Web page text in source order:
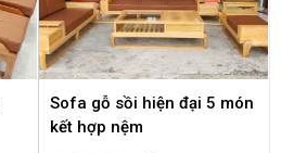
Sofa gỗ sồi hiện đại 5 món
kết hợp nệm